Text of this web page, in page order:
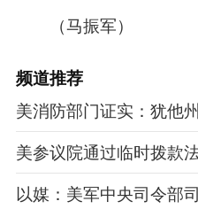
（马振军）
频道推荐
美消防部门证实：犹他
美参议院通过临时拨款
以媒：美军中央司令部